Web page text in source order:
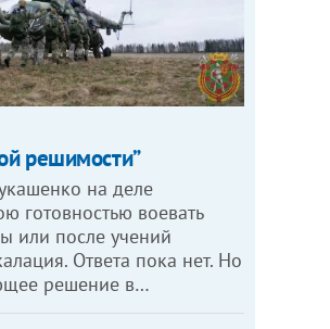
решимости”
на деле
готовностью воевать
или после учений
Ответа пока нет. Но
решение в…